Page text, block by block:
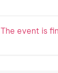
The event is